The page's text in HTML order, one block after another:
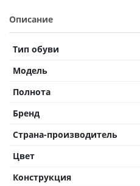
Описание
Тип обуви
Модель
Полнота
Бренд
Страна-производитель
Цвет
Конструкция